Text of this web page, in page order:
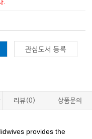
.
관심도서 등록
리뷰(0) 상품문의
provides the